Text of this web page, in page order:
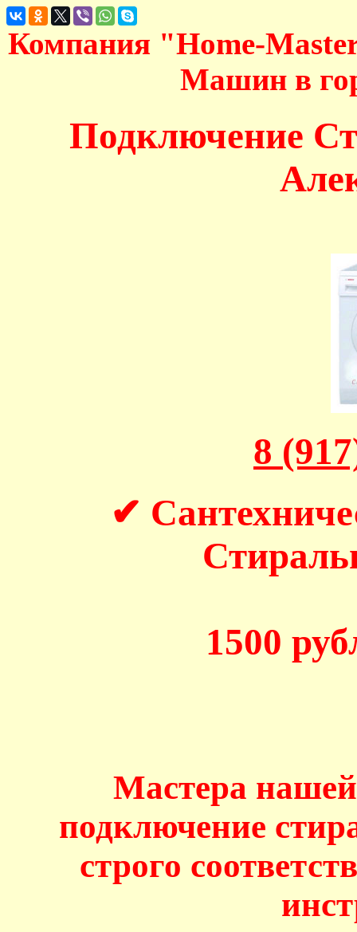
Компания "Home-
Машин в
Подключение
8
✔
1500
Мастера
подключение
строго